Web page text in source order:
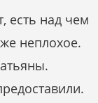
есть над чем
неплохое.